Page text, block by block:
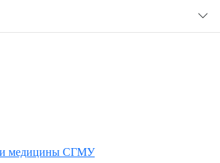
медицины СГМУ